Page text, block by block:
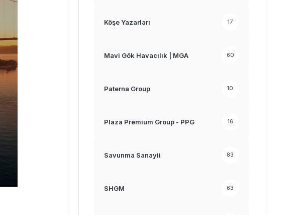
Köşe Yazarları 17
Mavi Gök Havacılık | MGA 60
Paterna Group 10
Plaza Premium Group - PPG 16
Savunma Sanayii 83
SHGM 63